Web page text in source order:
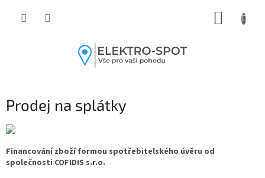
Prodej na splátky
Financování zboží formou spotřebitelského úvěru od
společnosti COFIDIS s.r.o.